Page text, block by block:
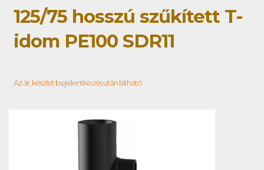
125/75 hosszú szűkített T-
idom PE100 SDR11
Az ár, készlet bejelentkezés után látható